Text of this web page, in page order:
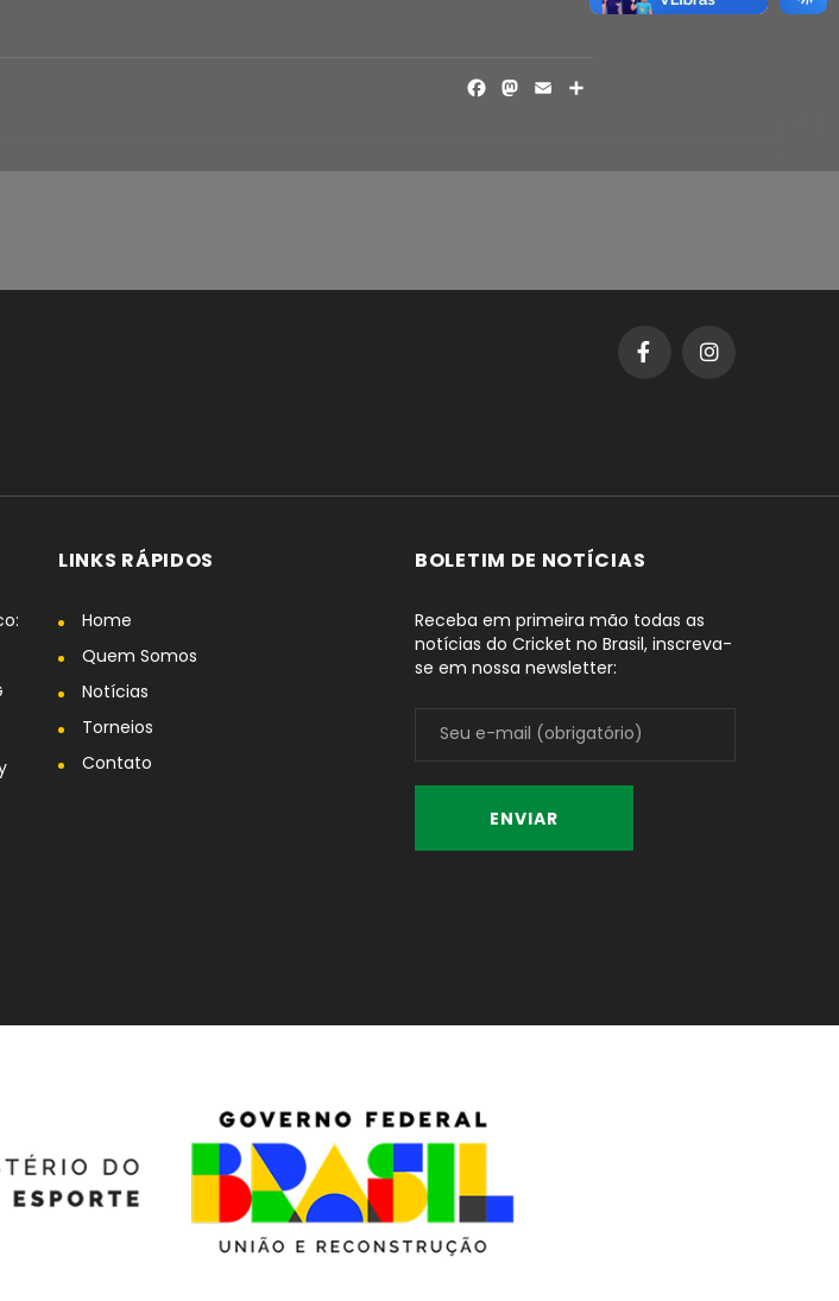
FACEBOOK
MASTODON
EMAIL
LINKS RÁPIDOS
Home
Quem Somos
Notícias
Torneios
Contato
BOLETIM DE NOTÍCIAS
Receba em primeira mão todas as
notícias do Cricket no Brasil, inscreva-
se em nossa newsletter: